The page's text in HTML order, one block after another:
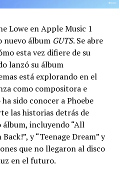
Lowe en Apple Music 1
nuevo álbum GUTS. Se abre
esta vez difiere de su
lanzó su álbum
está explorando en el
como compositora e
sido conocer a Phoebe
las historias detrás de
álbum, incluyendo “All
y “Teenage Dream” y
que no llegaron al disco
en el futuro.